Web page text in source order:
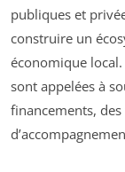
publiques et
construire un
économique
sont appelées à
financements,